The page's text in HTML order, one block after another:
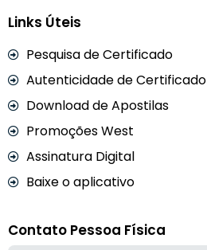
Links Úteis
Pesquisa de Certificado
Autenticidade de Certificado
Download de Apostilas
Promoções West
Assinatura Digital
Baixe o aplicativo
Contato Pessoa Física